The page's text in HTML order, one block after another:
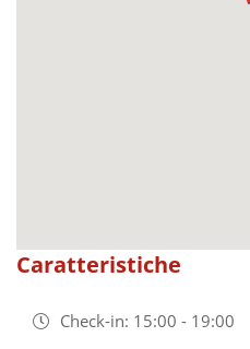
Caratteristiche
Check-in: 15:00 - 19:00